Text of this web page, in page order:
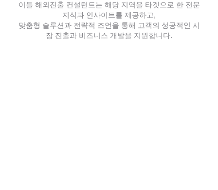
이들 해외진출 컨설턴트는 해당 지역을 타겟으로 한 전문
지식과 인사이트를 제공하고,
맞춤형 솔루션과 전략적 조언을 통해 고객의 성공적인 시
장 진출과 비즈니스 개발을 지원합니다.